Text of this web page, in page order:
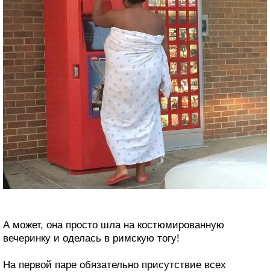
А может, она просто шла на костюмированную
вечеринку и оделась в римскую тогу!
На первой паре обязательно присутствие всех